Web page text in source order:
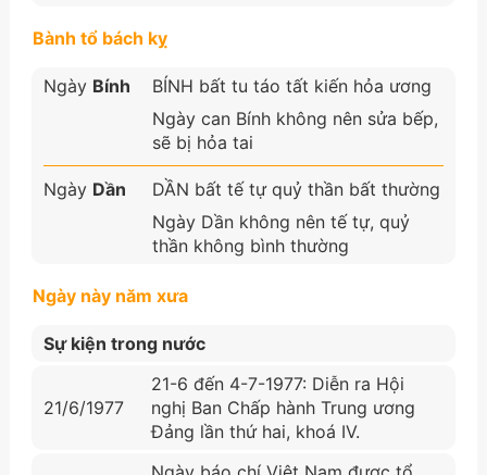
Bành tổ bách kỵ
Ngày Bính
BÍNH bất tu táo tất kiến hỏa ương
Ngày can Bính không nên sửa bếp,
sẽ bị hỏa tai
Ngày Dần
DẦN bất tế tự quỷ thần bất thường
Ngày Dần không nên tế tự, quỷ
thần không bình thường
Ngày này năm xưa
Sự kiện trong nước
21/6/1977
21-6 đến 4-7-1977: Diễn ra Hội
nghị Ban Chấp hành Trung ương
Đảng lần thứ hai, khoá IV.